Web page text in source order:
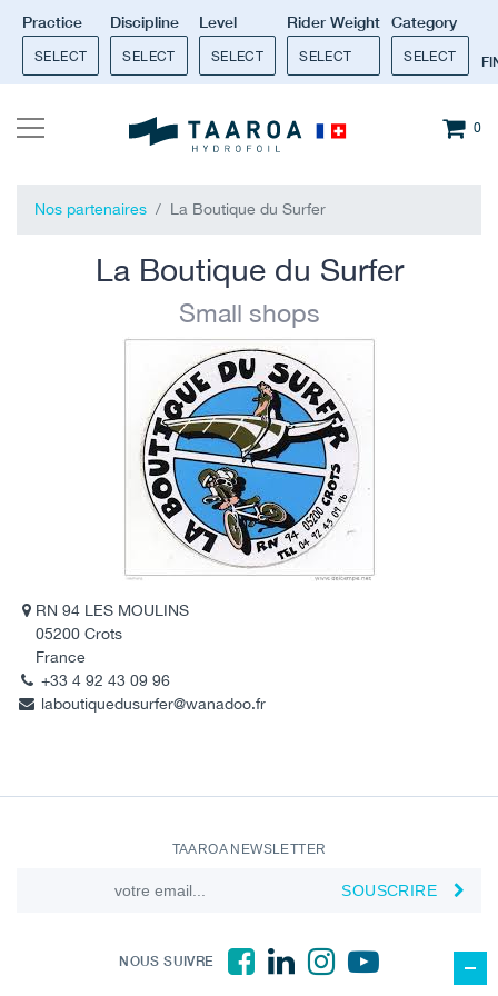
Practice
SELECT
Discipline
SELECT
Level
SELECT
Rider Weight
SELECT
Category
SELECT
0
Nos partenaires La Boutique du Surfer
La Boutique du Surfer
Small shops
RN 94 LES MOULINS
05200 Crots
France
+33 4 92 43 09 96
laboutiquedusurfer@wanadoo.fr
TAAROA NEWSLETTER
SOUSCRIRE
NOUS SUIVRE